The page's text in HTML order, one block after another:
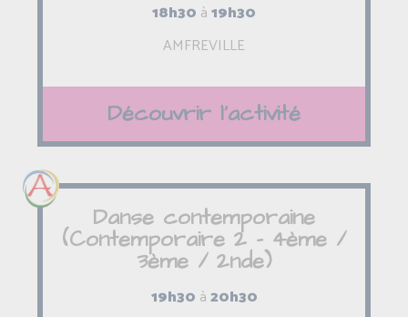
18h30 à19h30
AMFREVILLE
Découvrir l'activité
Danse contemporaine
(Contemporaire 2 - 4ème /
3ème / 2nde)
19h30 à20h30